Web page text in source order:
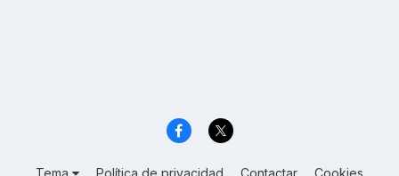
Tema Política de privacidad Contactar Cookies